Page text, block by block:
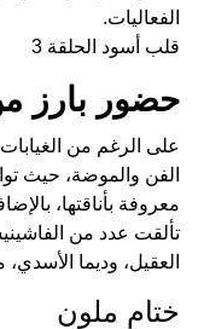
الفعاليات.
قلب أسود الحلقة 3
حضور بارز
على الرغم من
الفن والموضة، حيث
معروفة بأناقتها،
تألقت عدد من
العقيل، وديما
ختام ملون